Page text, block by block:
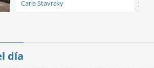
Carla Stavraky
día